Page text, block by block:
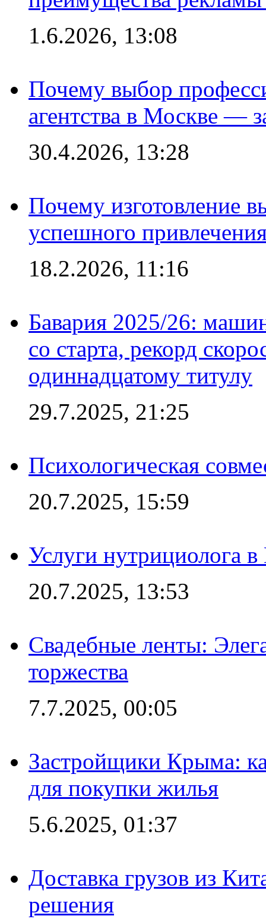
1.6.2026, 13:08
Почему выбор
агентства в Москве —
30.4.2026, 13:28
Почему изготовление
успешного
18.2.2026, 11:16
Бавария 2025/26:
со старта, рекорд
одиннадцатому титулу
29.7.2025, 21:25
Психологическая
20.7.2025, 15:59
Услуги нутрициолога
20.7.2025, 13:53
Свадебные ленты:
торжества
7.7.2025, 00:05
Застройщики Крыма:
для покупки жилья
5.6.2025, 01:37
Доставка грузов из
решения